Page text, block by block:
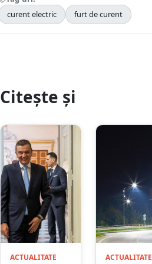
curent electric
furt de curent
Citește și
ACTUALITATE ACTUALITATE